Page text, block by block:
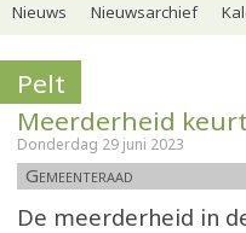
Nieuws Nieuwsarchief
Pelt
Meerderheid
Donderdag 29 juni 2023
Gemeenteraad
De meerderheid in